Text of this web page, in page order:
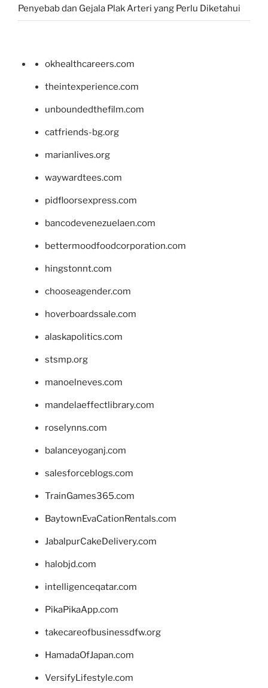
Penyebab dan Gejala Plak Arteri yang Perlu Diketahui
okhealthcareers.com
theintexperience.com
unboundedthefilm.com
catfriends-bg.org
marianlives.org
waywardtees.com
pidfloorsexpress.com
bancodevenezuelaen.com
bettermoodfoodcorporation.com
hingstonnt.com
chooseagender.com
hoverboardssale.com
alaskapolitics.com
stsmp.org
manoelneves.com
mandelaeffectlibrary.com
roselynns.com
balanceyoganj.com
salesforceblogs.com
TrainGames365.com
BaytownEvaCationRentals.com
JabalpurCakeDelivery.com
halobjd.com
intelligenceqatar.com
PikaPikaApp.com
takecareofbusinessdfw.org
HamadaOfJapan.com
VersifyLifestyle.com